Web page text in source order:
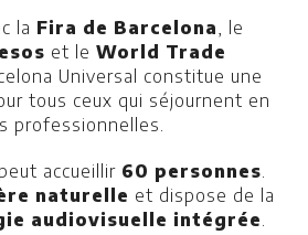
la Fira de Barcelona, le
et le World Trade
Universal constitue une
tous ceux qui séjournent en
professionnelles.
accueillir 60 personnes.
naturelle et dispose de la
audiovisuelle intégrée.